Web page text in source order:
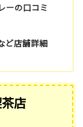
ーの口コミ
ど店舗詳細
店